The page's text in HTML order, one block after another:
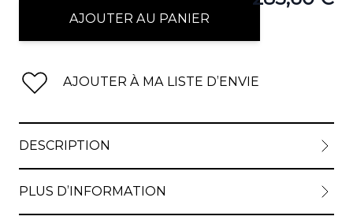
AJOUTER AU PANIER
AJOUTER À MA LISTE D’ENVIE
DESCRIPTION
PLUS D’INFORMATION